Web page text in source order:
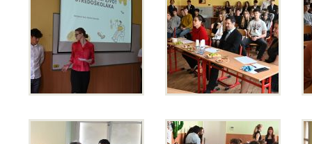
Mezinárodní spolupráce
Exkurze do Polska
Erasmus+
Cesty do Německa
DofE